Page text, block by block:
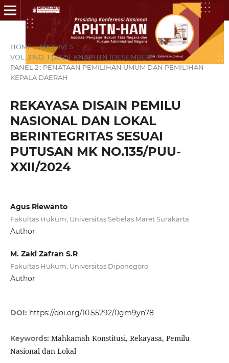
HOME / ARCHIVES
VOL. 3 NO. 1 (2025): KNAPHTN (DESEMBER) /
PANEL 2 : PENATAAN PEMILIHAN UMUM DAN PEMILIHAN
KEPALA DAERAH
REKAYASA DISAIN PEMILU
NASIONAL DAN LOKAL
BERINTEGRITAS SESUAI
PUTUSAN MK NO.135/PUU-
XXII/2024
Agus Riewanto
Fakultas Hukum, Universitas Sebelas Maret Surakarta
Author
M. Zaki Zafran S.R
Fakultas Hukum, Universitas Diponegoro
Author
DOI: https://doi.org/10.55292/0gm9yn78
Keywords: Mahkamah Konstitusi, Rekayasa, Pemilu
Nasional dan Lokal